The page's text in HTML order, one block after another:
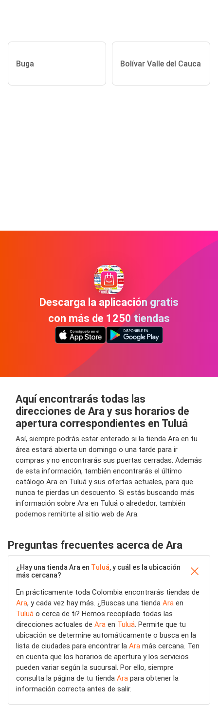
Buga Bolívar Valle del Cauca
Descarga la aplicación gratis
con más de 1250 tiendas
Aquí encontrarás todas las
direcciones de Ara y sus horarios de
apertura correspondientes en Tuluá
Así, siempre podrás estar enterado si la tienda Ara en tu
área estará abierta un domingo o una tarde para ir
compras y no encontrarás sus puertas cerradas. Además
de esta información, también encontrarás el último
catálogo Ara en Tuluá y sus ofertas actuales, para que
nunca te pierdas un descuento. Si estás buscando más
información sobre Ara en Tuluá o alrededor, también
podemos remitirte al sitio web de Ara.
Preguntas frecuentes acerca de Ara
¿Hay una tienda Ara en Tuluá, y cuál es la ubicación
más cercana?
En prácticamente toda Colombia encontrarás tiendas de
Ara, y cada vez hay más. ¿Buscas una tienda Ara en
Tuluá o cerca de ti? Hemos recopilado todas las
direcciones actuales de Ara en Tuluá. Permite que tu
ubicación se determine automáticamente o busca en la
lista de ciudades para encontrar la Ara más cercana. Ten
en cuenta que los horarios de apertura y los servicios
pueden variar según la sucursal. Por ello, siempre
consulta la página de tu tienda Ara para obtener la
información correcta antes de salir.